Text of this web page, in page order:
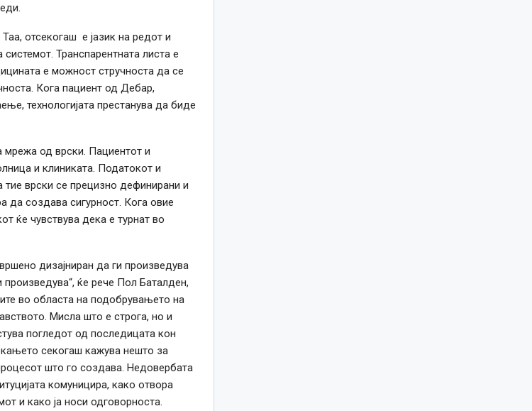
отсекогаш е јазик на редот и
Транспарентната листа е
е можност стручноста да се
Кога пациент од Дебар,
технологијата престанува да биде
мрежа од врски. Пациентот и
и клиниката. Податокот и
тие врски се прецизно дефинирани и
да создава сигурност. Кога овие
ќе чувствува дека е турнат во
дизајниран да ги произведува
произведува“, ќе рече Пол Баталден,
во областа на подобрувањето на
Мисла што е строга, но и
погледот од последицата кон
секогаш кажува нешто за
што го создава. Недовербата
комуницира, како отвора
и како ја носи одговорноста.